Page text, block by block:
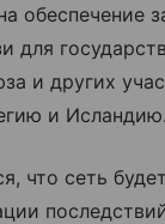
обеспечение
для
и других
и
что сеть